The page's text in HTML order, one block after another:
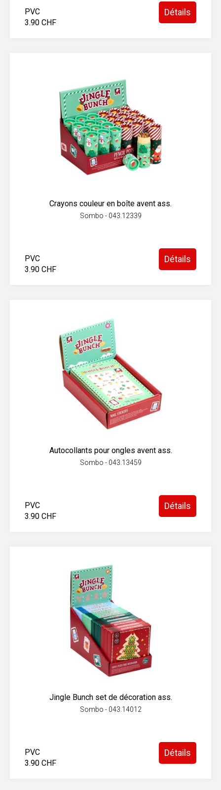
PVC
3.90 CHF
Détails
Crayons couleur en boîte avent ass.
Sombo - 043.12339
PVC
3.90 CHF
Détails
Autocollants pour ongles avent ass.
Sombo - 043.13459
PVC
3.90 CHF
Détails
Jingle Bunch set de décoration ass.
Sombo - 043.14012
PVC
3.90 CHF
Détails